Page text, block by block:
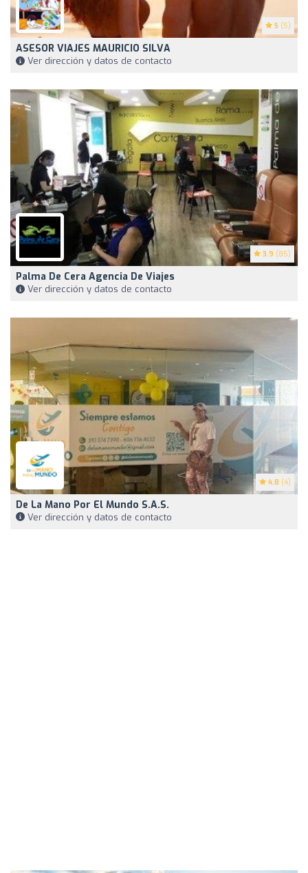
5 (5)
ASESOR VIAJES MAURICIO SILVA
Ver dirección y datos de contacto
3.9 (85)
Palma De Cera Agencia De Viajes
Ver dirección y datos de contacto
4.8 (4)
De La Mano Por El Mundo S.A.S.
Ver dirección y datos de contacto